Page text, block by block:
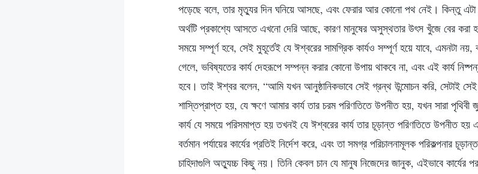
পড়েছে বলে, তার মৃত্যুর দিন ঘনিয়ে আসছে, এবং ফেরার আর কোনো পথ নেই। কিন্তু এটা
অর্থটি প্রকাশ্যে আসতে এখনো দেরি আছে, কারণ মানুষের অসুস্থতার উৎস খুঁজে বের করা
সময়ে সম্পূর্ণ হবে, সেই মুহূর্তেই যে ঈশ্বরের সামগ্রিক কার্যও সম্পূর্ণ হয়ে যাবে, এমনটা নয়,
গেলে, ভবিষ্যতের কার্য দেহরূপে সম্পন্ন করার কোনো উপায় থাকবে না, এবং এই কার্য
হবে। তাই ঈশ্বর বলেন, “আমি যখন আনুষ্ঠানিকভাবে সেই গ্রন্থ উন্মোচন করি, সেটাই
শাস্তিপ্রাপ্ত হয়, যে ক্ষণে আমার কার্য তার চরম পরিণতিতে উপনীত হয়, যখন সারা পৃথিবী
কার্য যে সময়ে পরিসমাপ্ত হয় তখনই যে ঈশ্বরের কার্য তার চূড়ান্ত পরিণতিতে উপনীত
বর্তমান পর্যায়ের কার্যের প্রতিই নির্দেশ করে, এবং তা সমগ্র পরিচালনামূলক পরিকল্পনার
চাহিদাগুলি অত্যুচ্চ কিছু নয়। তিনি কেবল চান যে মানুষ নিজেদের জানুক, এইভাবে কার্যের